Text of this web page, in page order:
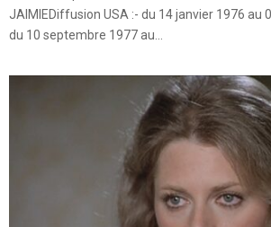
JAIMIEDiffusion USA :- du 14 janvier 1976 au
du 10 septembre 1977 au...